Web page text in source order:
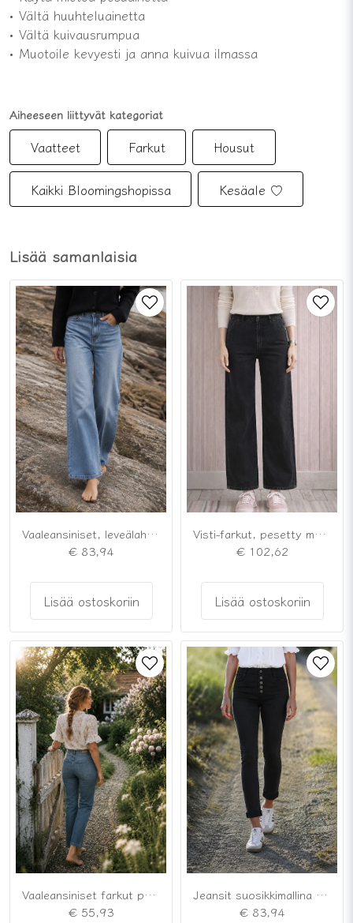
Lisää samanlaisia
Vaaleansiniset, leveälahkeiset farkut
€ 83,94
Lisää ostoskoriin
Visti-farkut, pesetty musta
€ 102,62
Lisää ostoskoriin
Vaaleansiniset farkut pehmeästä puuvillasta
€ 55,93
Jeansit suosikkimallina mustana
€ 83,94
• Vältä huuhteluainetta
• Vältä kuivausrumpua
• Muotoile kevyesti ja anna kuivua ilmassa
Aiheeseen liittyvät kategoriat
Vaatteet Farkut Housut
Kaikki Bloomingshopissa Kesäale ♡